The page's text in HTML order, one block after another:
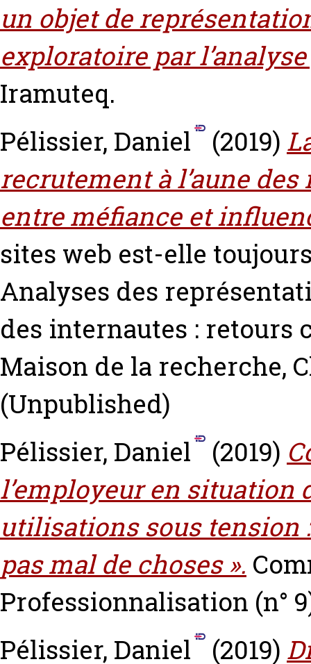
un objet de
exploratoire par
Iramuteq.
Pélissier, Daniel
(2019)
recrutement à l’aune
entre méfiance et
sites web est-elle
Analyses des
des internautes : retours
Maison de la recherche,
(Unpublished)
Pélissier, Daniel
(2019)
l’employeur en situation
utilisations sous tension
pas mal de choses ».
Professionnalisation (n°
Pélissier, Daniel
(2019)